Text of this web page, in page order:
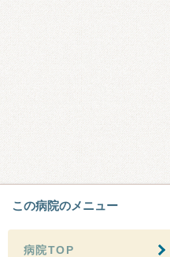
この病院のメニュー
病院TOP